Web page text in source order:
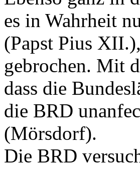
es in Wahrheit
(Papst Pius
gebrochen. Mit
dass die
die BRD
(Mörsdorf).
Die BRD